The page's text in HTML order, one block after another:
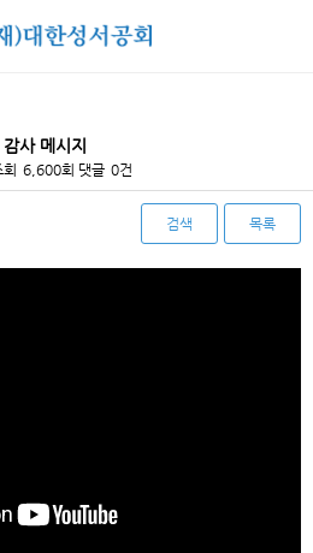
사 메시지
6,600회 댓글 0건
검색 목록